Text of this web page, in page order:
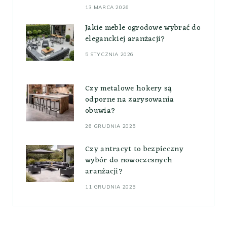
13 MARCA 2026
Jakie meble ogrodowe wybrać do
eleganckiej aranżacji?
5 STYCZNIA 2026
Czy metalowe hokery są
odporne na zarysowania
obuwia?
26 GRUDNIA 2025
Czy antracyt to bezpieczny
wybór do nowoczesnych
aranżacji?
11 GRUDNIA 2025